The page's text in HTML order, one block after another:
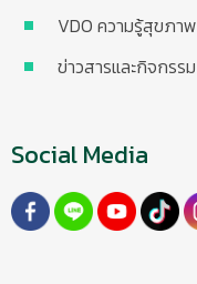
VDO ความรู้สุขภาพ
ข่าวสารและกิจกรรม
Social Media